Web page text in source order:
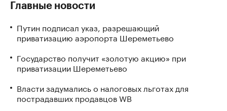
Главные новости
Путин подписал указ, разрешающий
приватизацию аэропорта Шереметьево
Государство получит «золотую акцию» при
приватизации Шереметьево
Власти задумались о налоговых льготах для
пострадавших продавцов WB